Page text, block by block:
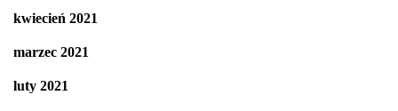
kwiecień 2021
marzec 2021
luty 2021